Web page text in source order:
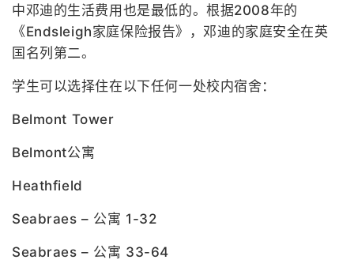
中邓迪的生活费用也是最低的。根据2008年的
《Endsleigh家庭保险报告》，邓迪的家庭安全在英
国名列第二。
学生可以选择住在以下任何一处校内宿舍：
Belmont Tower
Belmont公寓
Heathfield
Seabraes – 公寓 1-32
Seabraes – 公寓 33-64